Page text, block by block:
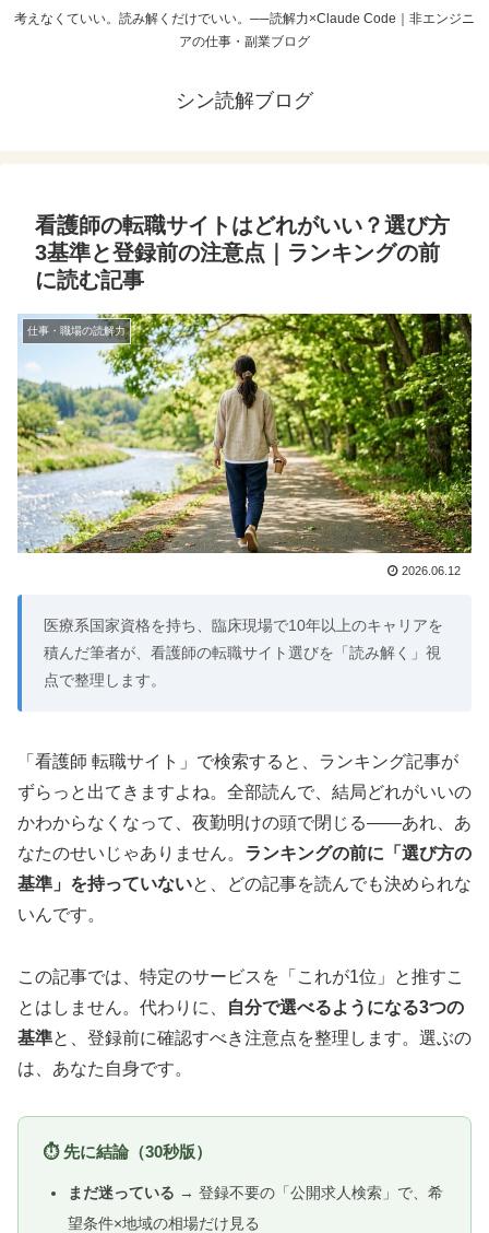
考えなくていい。読み解くだけでいい。──読解力×Claude Code｜非エンジニ
アの仕事・副業ブログ
シン読解ブログ
看護師の転職サイトはどれがいい？選び方
3基準と登録前の注意点｜ランキングの前
に読む記事
仕事・職場の読解力
2026.06.12
医療系国家資格を持ち、臨床現場で10年以上のキャリアを
積んだ筆者が、看護師の転職サイト選びを「読み解く」視
点で整理します。
「看護師 転職サイト」で検索すると、ランキング記事が
ずらっと出てきますよね。全部読んで、結局どれがいいの
かわからなくなって、夜勤明けの頭で閉じる——あれ、あ
なたのせいじゃありません。 ランキングの前に「選び方の
基準」を持っていないと、どの記事を読んでも決められな
いんです。
この記事では、特定のサービスを「これが1位」と推すこ
とはしません。代わりに、
自分で選べるようになる3つの
基準と、登録前に確認すべき注意点を整理します。選ぶの
は、あなた自身です。
⏱ 先に結論（30秒版）
まだ迷っている → 登録不要の「公開求人検索」で、希
望条件×地域の相場だけ見る